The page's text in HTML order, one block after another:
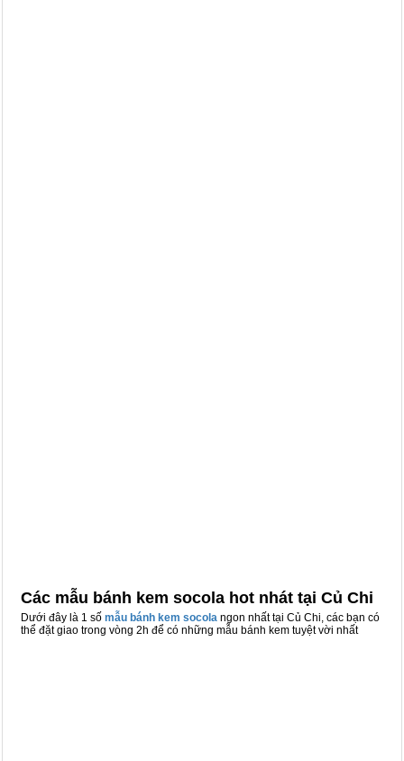
Các mẫu bánh kem socola hot nhát tại Củ Chi
Dưới đây là 1 số mẫu bánh kem socola ngon nhất tại Củ Chi, các bạn có
thể đặt giao trong vòng 2h để có những mẫu bánh kem tuyệt vời nhất